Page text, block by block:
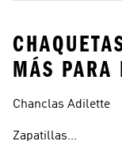
MÁS PARA
Chanclas Adilette
Zapatillas